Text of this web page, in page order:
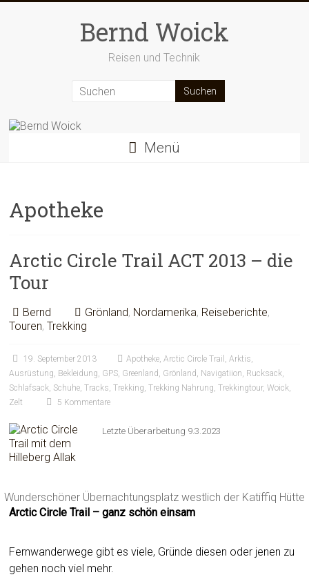
Bernd Woick
Reisen und Technik
Menü
Apotheke
Arctic Circle Trail ACT 2013 – die
Tour
Bernd Grönland, Nordamerika, Reiseberichte,
Touren,Trekking
19. September 2013 Apotheke,Arctic Circle Trail ,Arktis,
Ausrüstung, Bekleidung, GPS, Greenland , Grönland , Navigatiion, Rucksack,
Schlafsack, Schuhe,Tracks,Trekking,Trekking Nahrung,Trekkingtour,Woick,
Zelt
5 Kommentare
Letzte Überarbeitung 9.3.2023
Wunderschöner Übernachtungsplatz westlich der Katiffiq Hütte
Arctic Circle Trail – ganz schön einsam
Fernwanderwege gibt es viele, Gründe diesen oder jenen zu
gehen noch viel mehr.